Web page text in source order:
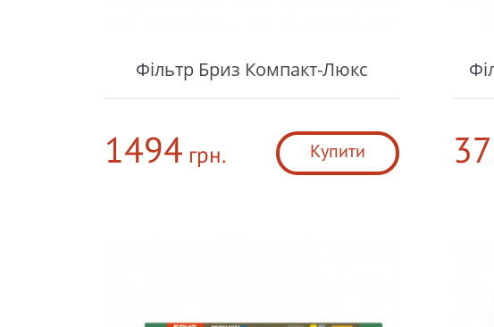
Фільтр Бриз Компакт-Люкс
1494 грн. Купити